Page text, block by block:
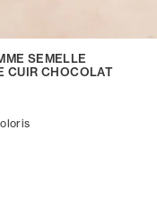
SEMELLE
CUIR CHOCOLAT